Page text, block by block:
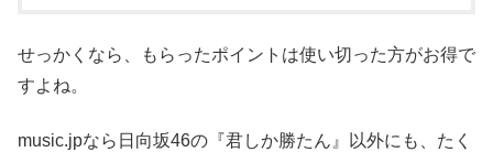
せっかくなら、もらったポイントは使い切った方がお得で
すよね。
music.jpなら日向坂46の『君しか勝たん』以外にも、たく